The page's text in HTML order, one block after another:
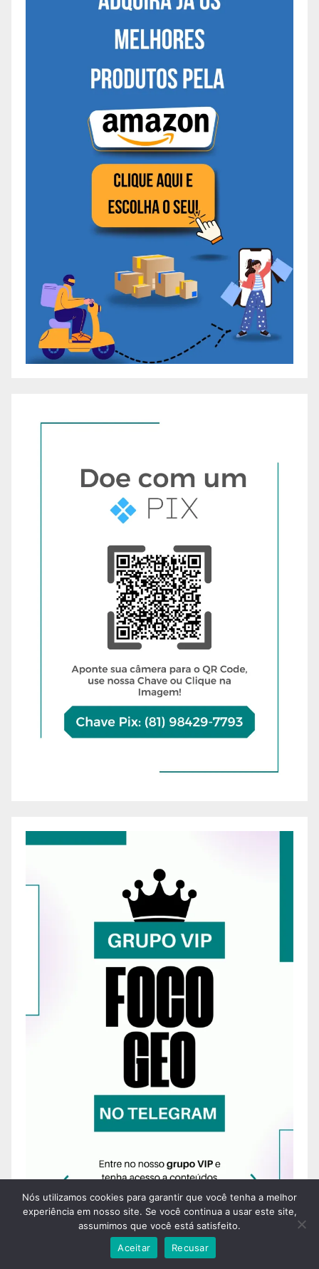
Nós utilizamos cookies para garantir que você tenha a melhor
experiência em nosso site. Se você continua a usar este site,
assumimos que você está satisfeito.
Aceitar
Recusar